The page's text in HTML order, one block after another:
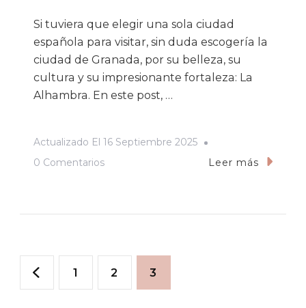
Si tuviera que elegir una sola ciudad
española para visitar, sin duda escogería la
ciudad de Granada, por su belleza, su
cultura y su impresionante fortaleza: La
Alhambra. En este post, …
Actualizado El 16 Septiembre 2025
0 ComentariosEn
Lo
Leer más
Paginación
Página
1 Página
2 Página
3